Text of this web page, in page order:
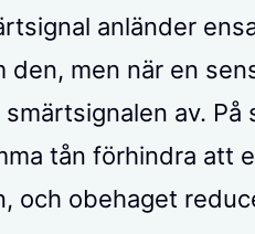
anländer
den, men när en
av. På
tån förhindra att
och obehaget